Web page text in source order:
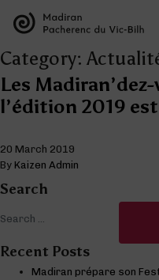
THE APPELLATIONS
Presentation of the
Organisation of the
The history of the
Presentation of the
Presentation of the
Deux entités au
THE WINES
Madiran wines
Pacherenc du Vic-
Tasting
Wine and food
All our wines
VISIT THE SITES
Map of the
Visite
BLOG
Category:
Les
l’édition 2019
20 March 2019
By Kaizen Admin
Search
Search for:
Recent Posts
Madiran prépare son